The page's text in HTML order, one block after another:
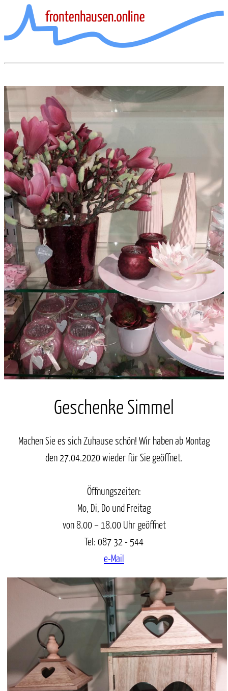
Geschenke Simmel
Machen Sie es sich Zuhause schön! Wir haben ab Montag
den 27.04.2020 wieder für Sie geöffnet.
Öffnungszeiten:
Mo, Di, Do und Freitag
von 8.00 – 18.00 Uhr geöffnet
Tel: 087 32 - 544
e-Mail